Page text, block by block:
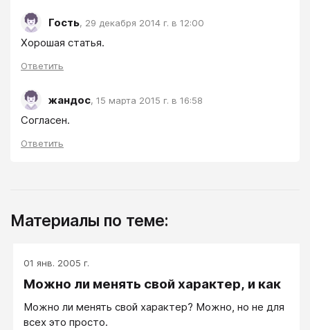
Гость, 29 декабря 2014 г. в 12:00
Хорошая статья.
Ответить
жандос, 15 марта 2015 г. в 16:58
Согласен.
Ответить
Материалы по теме:
01 янв. 2005 г.
Можно ли менять свой характер, и как
Можно ли менять свой характер? Можно, но не для
всех это просто.